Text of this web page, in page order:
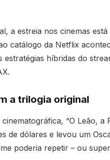
a estreia nos cinemas
catálogo da Netflix
estratégias híbridas do
a trilogia original
“O Leão, a
de dólares e levou um
poderia repetir – ou